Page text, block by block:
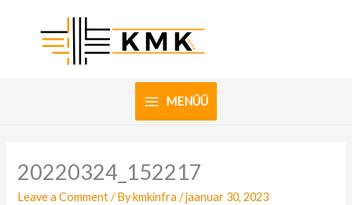
MENÜÜ
20220324_152217
Leave a Comment / Bykmkinfra/jaanuar 30, 2023